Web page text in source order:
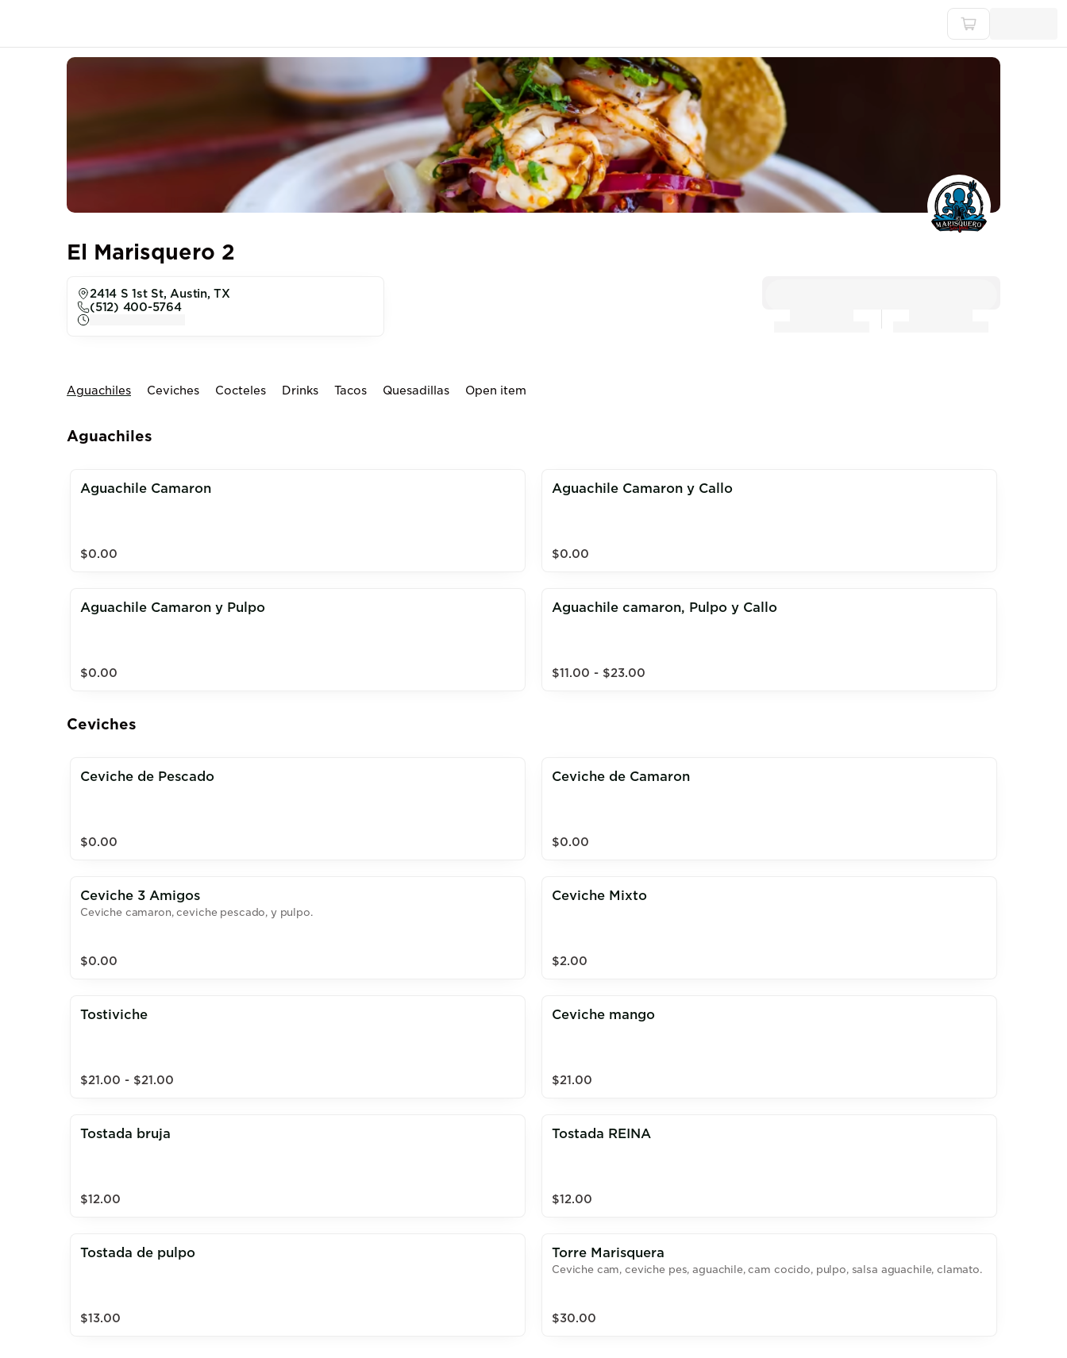
El Marisquero 2
2414 S 1st St, Austin, TX
(512) 400-5764
Aguachiles Ceviches Cocteles Drinks Tacos Quesadillas Open item
Aguachiles
Aguachile Camaron
$0.00
Aguachile Camaron y Callo
$0.00
Aguachile Camaron y Pulpo
$0.00
Aguachile camaron, Pulpo y Callo
$11.00 - $23.00
Ceviches
Ceviche de Pescado
$0.00
Ceviche de Camaron
$0.00
Ceviche 3 Amigos
Ceviche camaron, ceviche pescado, y pulpo.
$0.00
Ceviche Mixto
$2.00
Tostiviche
$21.00 - $21.00
Ceviche mango
$21.00
Tostada bruja
$12.00
Tostada REINA
$12.00
Tostada de pulpo
$13.00
Torre Marisquera
Ceviche cam, ceviche pes, aguachile, cam cocido, pulpo, salsa aguachile, clamato.
$30.00